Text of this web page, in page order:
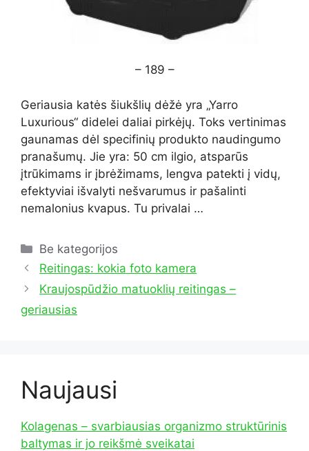
– 189 –
Geriausia katės šiukšlių dėžė yra „Yarro
Luxurious“ didelei daliai pirkėjų. Toks vertinimas
gaunamas dėl specifinių produkto naudingumo
pranašumų. Jie yra: 50 cm ilgio, atsparūs
įtrūkimams ir įbrėžimams, lengva patekti į vidų,
efektyviai išvalyti nešvarumus ir pašalinti
nemalonius kvapus. Tu privalai …
Kategorijos
Be kategorijos
Reitingas: kokia foto kamera
Kraujospūdžio matuoklių reitingas –
geriausias
Naujausi
Kolagenas – svarbiausias organizmo struktūrinis
baltymas ir jo reikšmė sveikatai